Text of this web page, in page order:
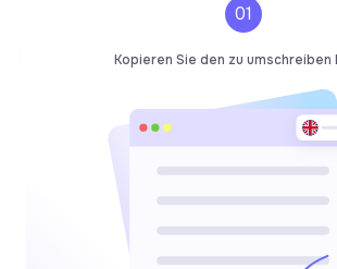
01
Kopieren Sie den zu umschreiben